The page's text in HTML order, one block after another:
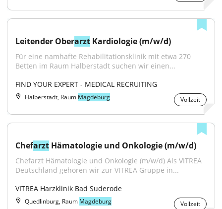
Leitender Oberarzt Kardiologie (m/w/d)
Für eine namhafte Rehabilitationsklinik mit etwa 270
Betten im Raum Halberstadt suchen wir einen...
FIND YOUR EXPERT - MEDICAL RECRUITING
Halberstadt, Raum Magdeburg Vollzeit
Chefarzt Hämatologie und Onkologie (m/w/d)
Chefarzt Hämatologie und Onkologie (m/w/d) Als VITREA
Deutschland gehören wir zur VITREA Gruppe in...
VITREA Harzklinik Bad Suderode
Quedlinburg, Raum Magdeburg Vollzeit